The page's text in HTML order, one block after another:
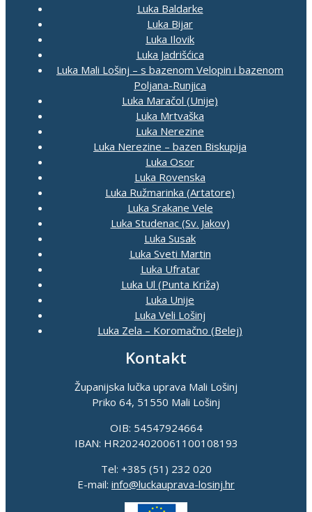
Luka Baldarke
Luka Bijar
Luka Ilovik
Luka Jadrišćica
Luka Mali Lošinj – s bazenom Velopin i bazenom
Poljana-Runjica
Luka Maračol (Unije)
Luka Mrtvaška
Luka Nerezine
Luka Nerezine – bazen Biskupija
Luka Osor
Luka Rovenska
Luka Ružmarinka (Artatore)
Luka Srakane Vele
Luka Studenac (Sv. Jakov)
Luka Susak
Luka Sveti Martin
Luka Ufratar
Luka Ul (Punta Križa)
Luka Unije
Luka Veli Lošinj
Luka Zela – Koromačno (Belej)
Kontakt
Županijska lučka uprava Mali Lošinj
Priko 64, 51550 Mali Lošinj
OIB: 54547924664
IBAN: HR2024020061100108193
Tel: +385 (51) 232 020
E-mail: info@luckauprava-losinj.hr